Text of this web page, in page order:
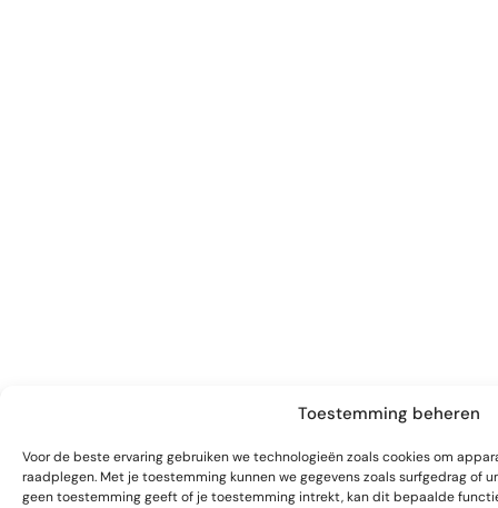
Toestemming beheren
Voor de beste ervaring gebruiken we technologieën zoals cookies om
raadplegen. Met je toestemming kunnen we gegevens zoals surfgedrag of
geen toestemming geeft of je toestemming intrekt, kan dit bepaalde